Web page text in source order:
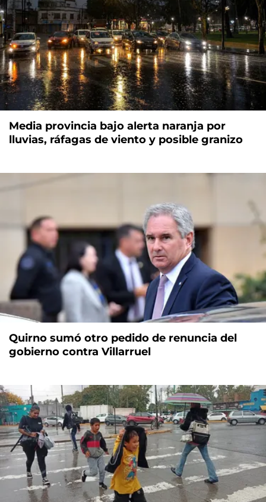
Media provincia bajo alerta naranja por
lluvias, ráfagas de viento y posible granizo
Quirno sumó otro pedido de renuncia del
gobierno contra Villarruel